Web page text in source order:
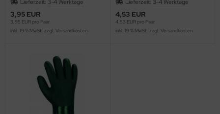
Lieferzeit: 3-4 Werktage
3,95 EUR
3,95 EUR pro Paar
inkl. 19 % MwSt. zzgl. Versandkosten
Lieferzeit: 3-4 Werktage
4,53 EUR
4,53 EUR pro Paar
inkl. 19 % MwSt. zzgl. Versandkosten